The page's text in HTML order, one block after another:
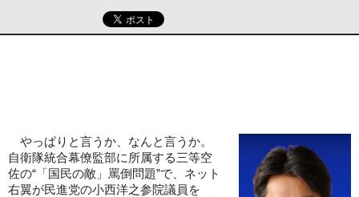
やっぱりと言うか、なんと言うか。
自衛隊統合幕僚監部に所属する三等空
佐の“「国民の敵」罵倒問題”で、ネット
右翼が民進党の小西洋之参院議員を